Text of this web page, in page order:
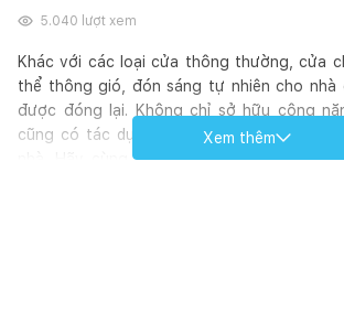
5.040 lượt xem
Khác với các loại cửa thông thường, cửa
thể thông gió, đón sáng tự nhiên cho nhà
được đóng lại. Không chỉ sở hữu công
cũng có tác dụng tăng tính thẩm mỹ và
nhà. Hãy cùng Happynest tham khảo các
Xem thêm